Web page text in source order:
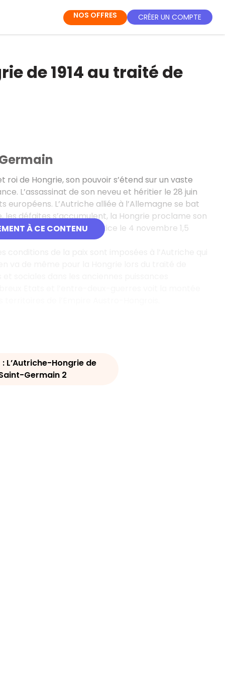
NOS OFFRES CRÉER UN COMPTE
de 1914 au traité de
À CE CONTENU
de Hongrie, son pouvoir s’étend sur un vaste
L’assassinat de son neveu et héritier le 28 juin
L’Autriche alliée à l’Allemagne se bat
les défaites s’accumulent, la Hongrie proclame son
lorsqu’il signe l’armistice le 4 novembre 1,5
: L’Autriche-Hongrie de
Germain 2